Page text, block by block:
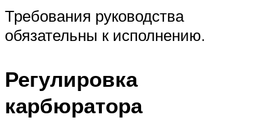
Требования руководства
обязательны к исполнению.
Регулировка
карбюратора